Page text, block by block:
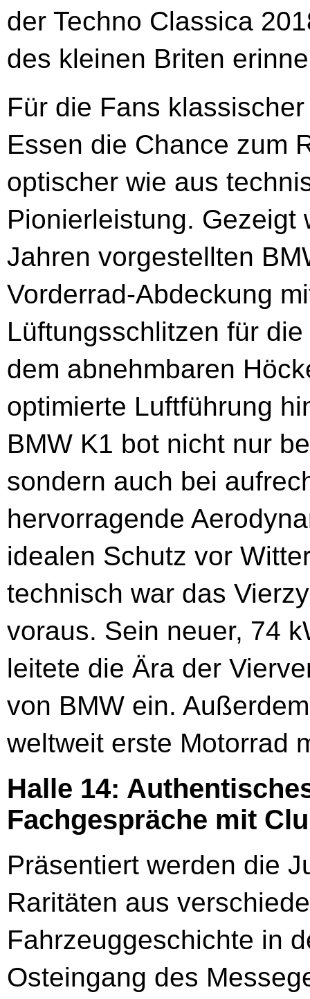
der Techno Classica
des kleinen Briten
Für die Fans
Essen die Chance zum
optischer wie aus
Pionierleistung. Gezeigt
Jahren vorgestellten
Vorderrad-Abdeckung
Lüftungsschlitzen für
dem abnehmbaren
optimierte Luftführung
BMW K1 bot nicht nur
sondern auch bei
hervorragende
idealen Schutz vor
technisch war das
voraus. Sein neuer, 74
leitete die Ära der
von BMW ein.
weltweit erste Motorrad
Halle 14:
Fachgespräche mit
Präsentiert werden die
Raritäten aus
Fahrzeuggeschichte in
Osteingang des